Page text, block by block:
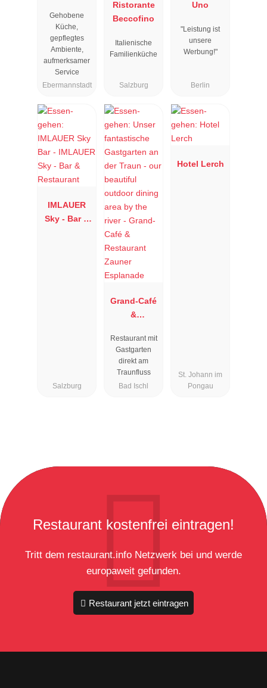
"
Gehobene
Küche,
gepflegtes
Ambiente,
aufmerksamer
Service
Ebermannstadt
Ristorante
Beccofino
Italienische
Familienküche
Salzburg
Uno
"Leistung ist
unsere
Werbung!"
Berlin
IMLAUER
Sky - Bar &
Salzburg
Grand-Café
&
Zauner
Esplanade
Restaurant mit
Gastgarten
direkt am
Traunfluss
Bad Ischl
Hotel Lerch
St. Johann im
Pongau
Restaurant kostenfrei eintragen!
Tritt dem restaurant.info Netzwerk bei und werde
europaweit gefunden.
Restaurant jetzt eintragen